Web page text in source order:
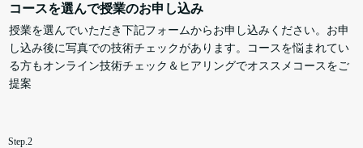
コースを選んで授業のお申し込み
授業を選んでいただき下記フォームからお申し込みください。お申
し込み後に写真での技術チェックがあります。コースを悩まれてい
る方もオンライン技術チェック＆ヒアリングでオススメコースをご
提案
Step.2